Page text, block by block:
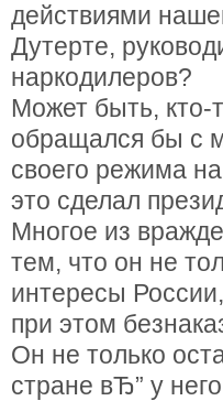
действиями
Дутерте,
наркодилеров?
Может быть, кто-
обращался бы с
своего режима
это сделал
Многое из
тем, что он не
интересы
при этом
Он не только
стране вЂ” у